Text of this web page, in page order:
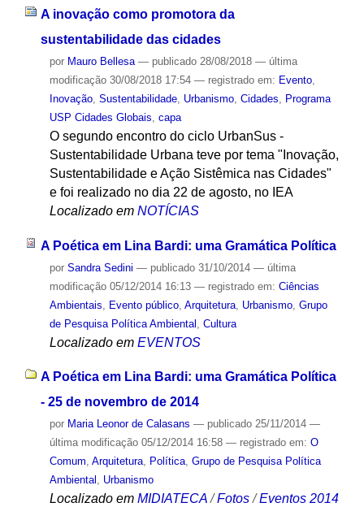
A inovação como promotora da
sustentabilidade das cidades
por Mauro Bellesa — publicado28/08/2018 — última
modificação30/08/2018 17:54 — registrado em: Evento,
Inovação, Sustentabilidade, Urbanismo, Cidades
Programa
USP Cidades Globais capa
O segundo encontro do ciclo UrbanSus -
Sustentabilidade Urbana teve por tema "Inovação,
Sustentabilidade e Ação Sistêmica nas Cidades"
e foi realizado no dia 22 de agosto, no IEA
Localizado em NOTÍCIAS
A Poética em Lina Bardi: uma Gramática Política
por Sandra Sedini — publicado31/10/2014 — última
modificação05/12/2014 16:13 — registrado em: Ciências
Ambientais
Evento público, Arquitetura, Urbanismo, Grupo
de Pesquisa Política Ambiental Cultura
Localizado em EVENTOS
A Poética em Lina Bardi: uma Gramática Política
- 25 de novembro de 2014
por Maria Leonor de Calasans — publicado25/11/2014 —
última modificação05/12/2014 16:58 — registrado em: O
Comum, Arquitetura, Política, Grupo de Pesquisa Política
Ambiental , Urbanismo
Localizado em MIDIATECA /Fotos /Eventos 2014